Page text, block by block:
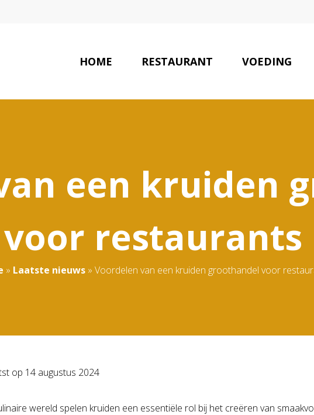
HOME RESTAURANT VOEDING
een kruiden
voor restaurants
» Laatste nieuws» Voordelen van een kruiden groothandel voor
op 14 augustus 2024
wereld spelen kruiden een essentiële rol bij het creëren van